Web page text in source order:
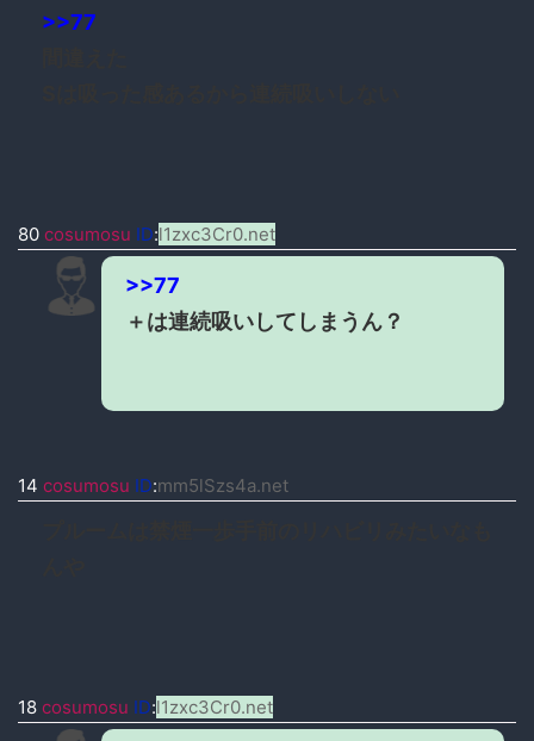
>>77
80 cosumosu ID:l1zxc3Cr0.net
>>77
＋は連続吸いしてしまうん？
14 cosumosu ID:mm5lSzs4a.net
18 cosumosu ID:l1zxc3Cr0.net